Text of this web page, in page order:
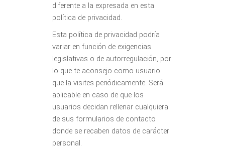
diferente a la expresada en esta
política de privacidad.
Esta política de privacidad podría
variar en función de exigencias
legislativas o de autorregulación, por
lo que te aconsejo como usuario
que la visites periódicamente. Será
aplicable en caso de que los
usuarios decidan rellenar cualquiera
de sus formularios de contacto
donde se recaben datos de carácter
personal.